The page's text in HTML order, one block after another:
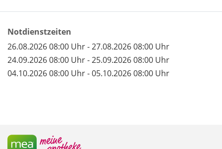
Notdienstzeiten
26.08.2026 08:00 Uhr - 27.08.2026 08:00 Uhr
24.09.2026 08:00 Uhr - 25.09.2026 08:00 Uhr
04.10.2026 08:00 Uhr - 05.10.2026 08:00 Uhr